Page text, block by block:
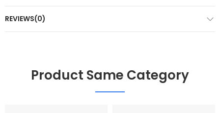
REVIEWS(0)
Product Same Category